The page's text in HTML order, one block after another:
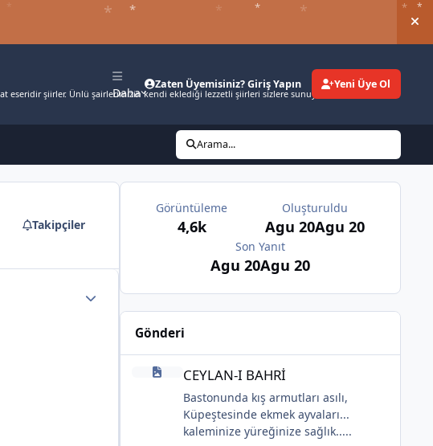
eseridir şiirler. Ünlü şairlerimizin kendi eklediği lezzetli şiirleri sizlere sunuyoruz.
Daha
Zaten Üyemisiniz? Giriş Yapın Yeni Üye Ol
Arama...
Takipçiler
Görüntüleme
4,6k
Oluşturuldu
Agu 20Agu 20
Son Yanıt
Agu 20Agu 20
Gönderi
CEYLAN-I BAHRİ
CEYLAN-I BAHRİ
Bastonunda kış armutları asılı,
Küpeştesinde ekmek ayvaları...
kaleminize yüreğinize sağlık.....
*
* *
*
* *
*